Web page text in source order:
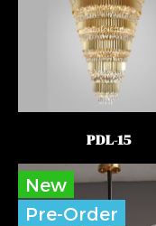
PDL-15
New
Pre-Order